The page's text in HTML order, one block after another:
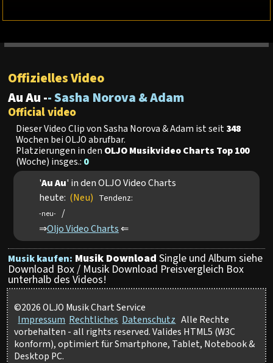
Offizielles Video
Au Au -- Sasha Norova & Adam
Official video
Dieser Video Clip von Sasha Norova & Adam ist seit348
Wochen bei OLJO abrufbar.
Platzierungen in den OLJO Musikvideo Charts Top 100
(Woche) insges.: 0
'Au Au' in den OLJO Video Charts
heute: (Neu) Tendenz:
-neu- /
⇒Oljo Video Charts ⇐
Musik kaufen: Musik Download Single und Album siehe
Download Box / Musik Download Preisvergleich Box
unterhalb des Videos!
©2026 OLJO Musik Chart Service
Impressum Rechtliches Datenschutz Alle Rechte
vorbehalten - all rights reserved. Valides HTML5 (W3C
konform), optimiert für Smartphone, Tablet, Notebook &
Desktop PC.